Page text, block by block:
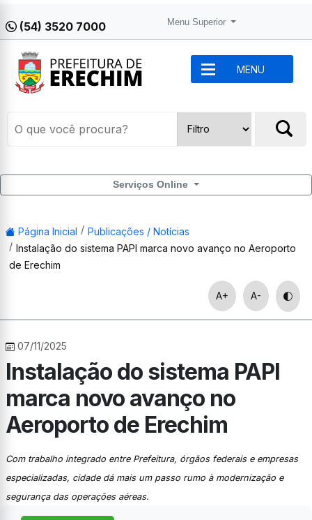
(54) 3520 7000 Menu Superior
MENU
Serviços Online
Página Inicial
Publicações / Notícias
Instalação do sistema PAPI marca novo avanço no Aeroporto
de Erechim
A+ A-
07/11/2025
Instalação do sistema PAPI
marca novo avanço no
Aeroporto de Erechim
Com trabalho integrado entre Prefeitura, órgãos federais e empresas
especializadas, cidade dá mais um passo rumo à modernização e
segurança das operações aéreas.